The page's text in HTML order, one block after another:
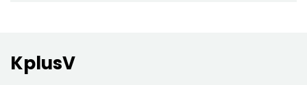
KplusV